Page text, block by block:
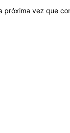
próxima vez que